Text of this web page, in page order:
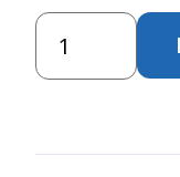
Uni
POSCA
PC-